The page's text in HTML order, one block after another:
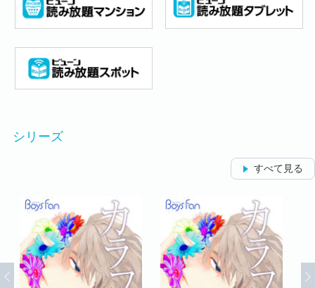
シリーズ
すべて見る